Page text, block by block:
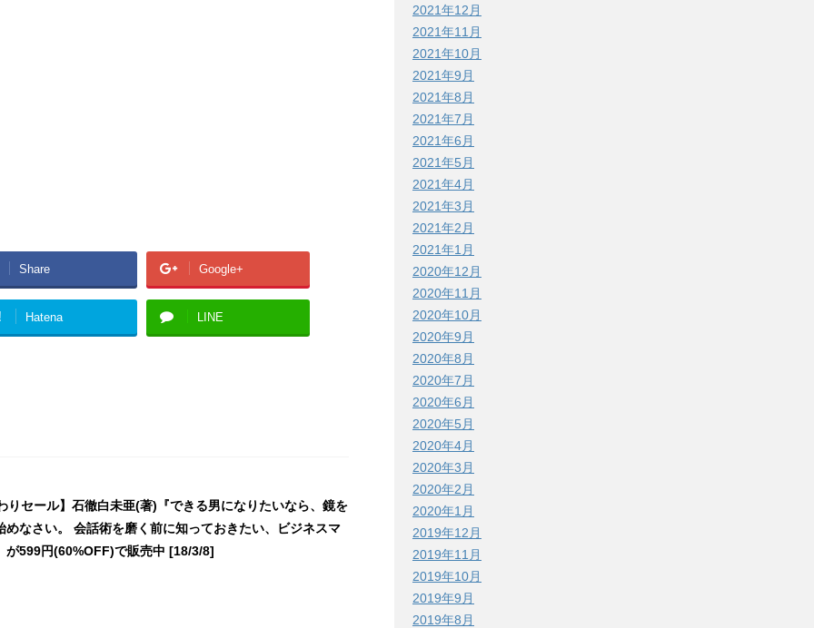
Share Google+
Hatena LINE
りセール】石徹白未亜(著)『できる男になりたいなら、鏡を
めなさい。 会話術を磨く前に知っておきたい、ビジネスマ
が599円(60%OFF)で販売中 [18/3/8]
2021年12月
2021年11月
2021年10月
2021年9月
2021年8月
2021年7月
2021年6月
2021年5月
2021年4月
2021年3月
2021年2月
2021年1月
2020年12月
2020年11月
2020年10月
2020年9月
2020年8月
2020年7月
2020年6月
2020年5月
2020年4月
2020年3月
2020年2月
2020年1月
2019年12月
2019年11月
2019年10月
2019年9月
2019年8月